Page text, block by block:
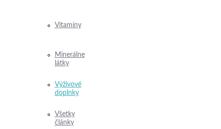
Vitamíny
Minerálne
látky
Výživové
doplnky
Všetky
články